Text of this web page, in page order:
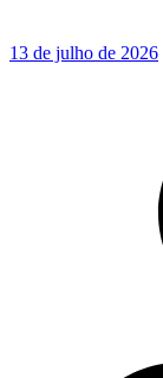
13 de julho de 2026